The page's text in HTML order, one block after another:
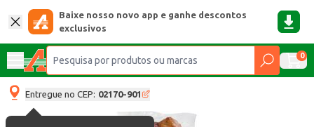
Baixe nosso novo app e ganhe descontos
exclusivos
0
Entregue no CEP: 02170-901